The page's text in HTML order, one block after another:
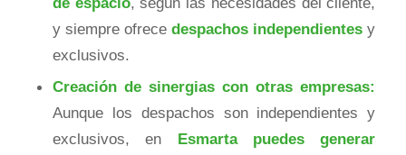
y siempre ofrecedespachos independientes y
exclusivos.
Creación de sinergias con otras empresas:
Aunque los despachos son independientes y
exclusivos, en Esmarta puedes generar